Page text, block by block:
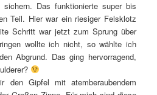
sichern. Das funktionierte super bis
Teil. Hier war ein riesiger Felsklotz
Schritt war jetzt zum Sprung über
wollte ich nicht, so wählte ich
Abgrund. Das ging hervorragend,
den Gipfel mit atemberaubendem